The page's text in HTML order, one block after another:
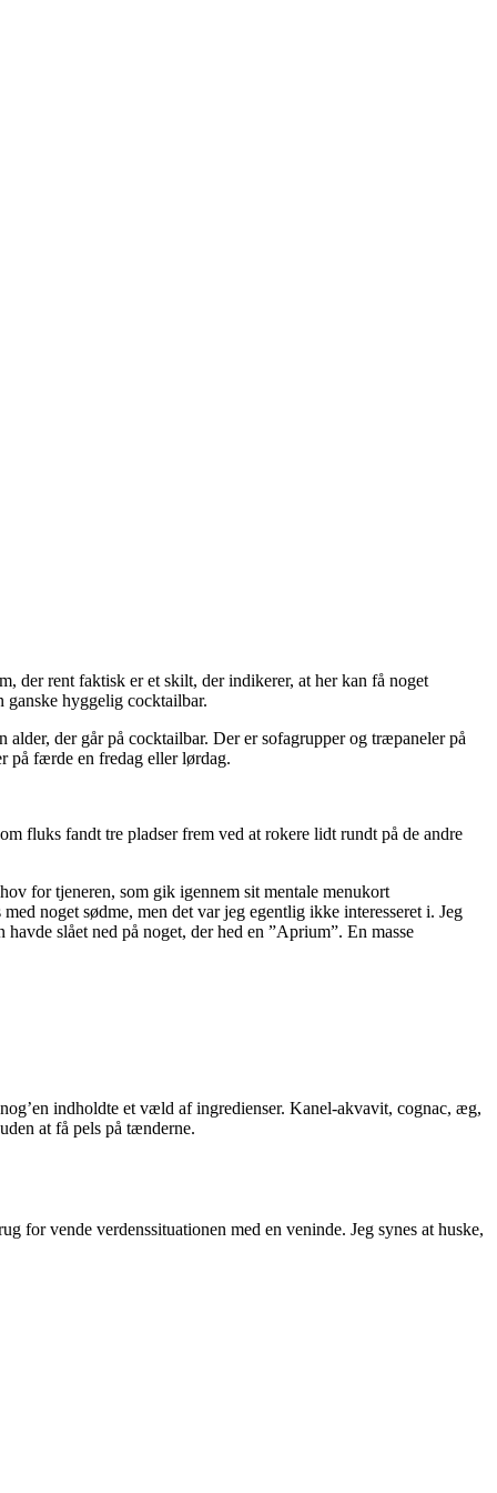
der rent faktisk er et skilt, der indikerer, at her kan få noget
hyggelig cocktailbar.
der går på cocktailbar. Der er sofagrupper og træpaneler på
på færde en fredag eller lørdag.
fluks fandt tre pladser frem ved at rokere lidt rundt på de andre
for tjeneren, som gik igennem sit mentale menukort
noget sødme, men det var jeg egentlig ikke interesseret i. Jeg
slået ned på noget, der hed en ”Aprium”. En masse
indholdte et væld af ingredienser. Kanel-akvavit, cognac, æg,
at få pels på tænderne.
for vende verdenssituationen med en veninde. Jeg synes at huske,